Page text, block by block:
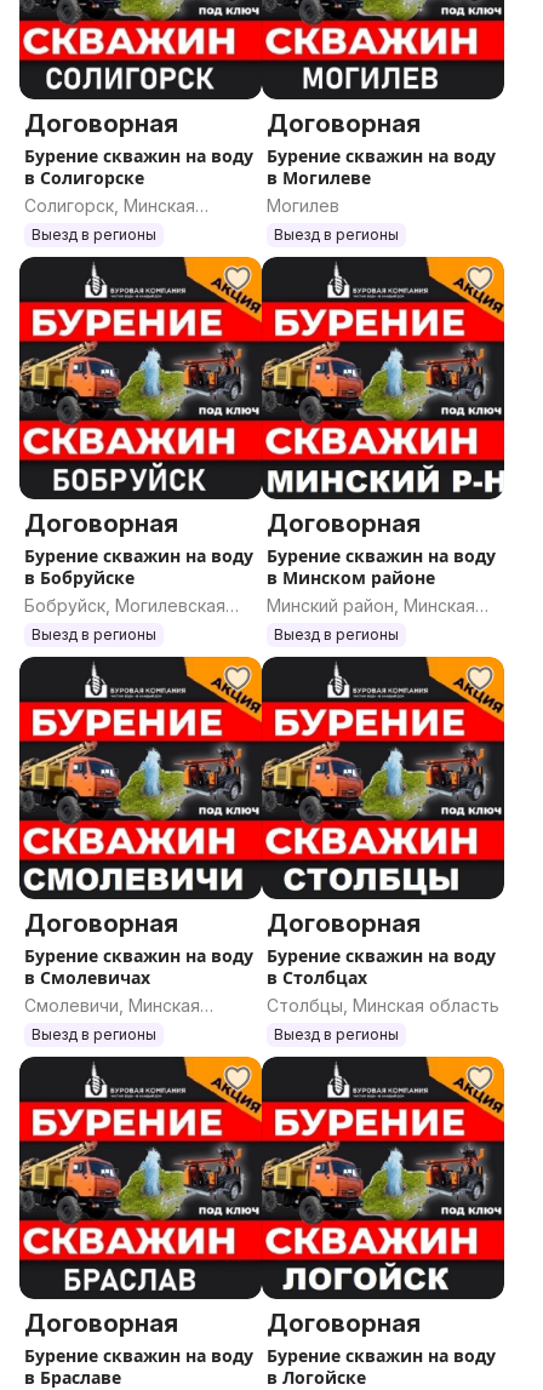
Договорная
Бурение скважин на воду
в Солигорске
Солигорск, Минская
область
Выезд в регионы
Договорная
Бурение скважин на воду
в Могилеве
Могилев
Выезд в регионы
Договорная
Бурение скважин на воду
в Бобруйске
Бобруйск, Могилевская
область
Выезд в регионы
Договорная
Бурение скважин на воду
в Минском районе
Минский район, Минская
область
Выезд в регионы
Договорная
Бурение скважин на воду
в Смолевичах
Смолевичи, Минская
область
Выезд в регионы
Договорная
Бурение скважин на воду
в Столбцах
Столбцы, Минская область
Выезд в регионы
Договорная
Бурение скважин на воду
в Браславе
Договорная
Бурение скважин на воду
в Логойске